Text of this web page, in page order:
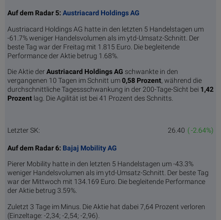
Auf dem Radar 5: Austriacard Holdings AG
Austriacard Holdings AG hatte in den letzten 5 Handelstagen um
-61.7% weniger Handelsvolumen als im ytd-Umsatz-Schnitt. Der
beste Tag war der Freitag mit 1.815 Euro. Die begleitende
Performance der Aktie betrug 1.68%.
Die Aktie derAustriacard Holdings AG schwankte in den
vergangenen 10 Tagen im Schnitt um0,58 Pro­zent, während die
durchschnittliche Tagessschwankung in der 200-Tage-Sicht bei 1,42
Prozent lag. Die Agilität ist bei 41 Prozent des Schnitts.
Letzter SK: ( -2.64%)
26.40
Auf dem Radar 6: Bajaj Mobility AG
Pierer Mobility hatte in den letzten 5 Handelstagen um -43.3%
weniger Handelsvolumen als im ytd-Umsatz-Schnitt. Der beste Tag
war der Mittwoch mit 134.169 Euro. Die begleitende Performance
der Aktie betrug 3.59%.
Zuletzt 3 Tage im Minus. Die Aktie hat dabei 7,64 Prozent verloren
(Einzeltage: -2,34; -2,54; -2,96).